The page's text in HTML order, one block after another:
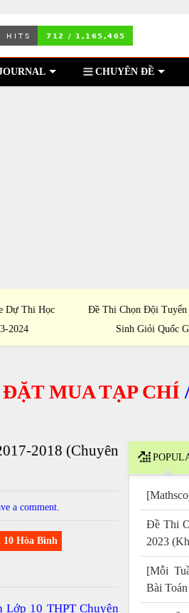
CHUYÊN ĐỀ
Đắk Lắk Dự Thi Học
THPT 2023-2024
Đề Thi
MUA TẠP CHÍ/
2018 (Chuyên
a comment
10 Hòa Bình
10 THPT Chuyên
Đề Thi
2023
[Mỗi
Bài